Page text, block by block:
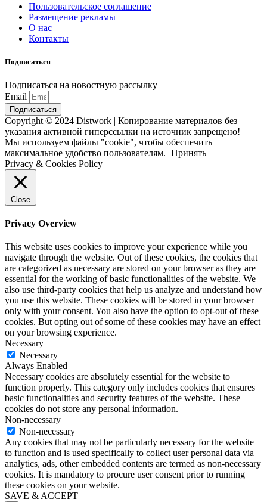
Пользовательское соглашение
Размещение рекламы
О нас
Контакты
Подписаться
Подписаться на новостную рассылку
Email
Подписаться
Copyright © 2024 Distwork | Копирование материалов без
указания активной гиперссылки на источник запрещено!
Мы используем файлы "cookie", чтобы обеспечить
максимальное удобство пользователям. Принять
Privacy & Cookies Policy
Close
Privacy Overview
This website uses cookies to improve your experience while you
navigate through the website. Out of these cookies, the cookies that
are categorized as necessary are stored on your browser as they are
essential for the working of basic functionalities of the website. We
also use third-party cookies that help us analyze and understand how
you use this website. These cookies will be stored in your browser
only with your consent. You also have the option to opt-out of these
cookies. But opting out of some of these cookies may have an effect
on your browsing experience.
Necessary
Necessary
Always Enabled
Necessary cookies are absolutely essential for the website to
function properly. This category only includes cookies that ensures
basic functionalities and security features of the website. These
cookies do not store any personal information.
Non-necessary
Non-necessary
Any cookies that may not be particularly necessary for the website
to function and is used specifically to collect user personal data via
analytics, ads, other embedded contents are termed as non-necessary
cookies. It is mandatory to procure user consent prior to running
these cookies on your website.
SAVE & ACCEPT